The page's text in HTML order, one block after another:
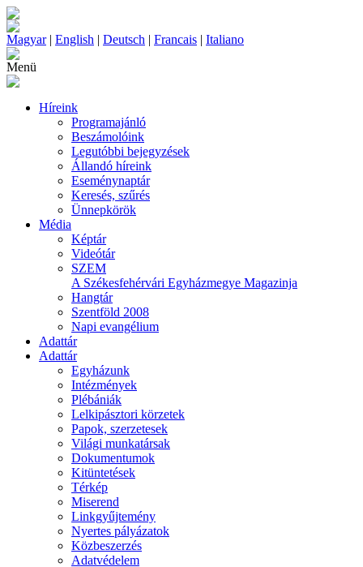
Magyar| English | Deutsch | Francais | Italiano
Menü
Híreink
Programajánló
Beszámolóink
Legutóbbi bejegyzések
Állandó híreink
Eseménynaptár
Keresés, szűrés
Ünnepkörök
Média
Képtár
Videótár
SZEM
A Székesfehérvári Egyházmegye Magazinja
Hangtár
Szentföld 2008
Napi evangélium
Adattár
Adattár
Egyházunk
Intézmények
Plébániák
Lelkipásztori körzetek
Papok, szerzetesek
Világi munkatársak
Dokumentumok
Kitüntetések
Térkép
Miserend
Linkgyűjtemény
Nyertes pályázatok
Közbeszerzés
Adatvédelem